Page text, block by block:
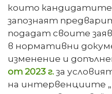
които кандидатите
запознаят
подадат своите
в нормативни
изменение и
от 2023 г.за
на интервенциите